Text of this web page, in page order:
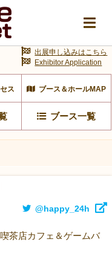
ス ブース＆ホールMAP
ブース一覧
出展申し込みはこちら
Exhibitor Application
@happy_24h
茶店カフェ＆ゲームバ